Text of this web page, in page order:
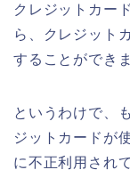
クレジットカー
ら、クレジット
することができ
というわけで、
ジットカードが
に不正利用され